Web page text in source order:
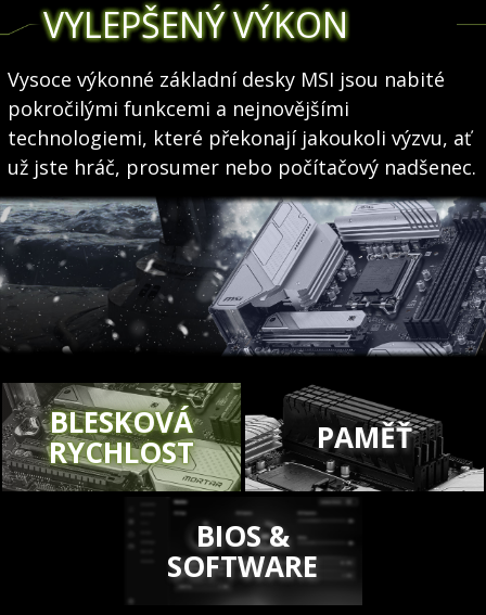
VYLEPŠENÝ VÝKON
Vysoce výkonné základní desky MSI jsou nabité
pokročilými funkcemi a nejnovějšími
technologiemi, které překonají jakoukoli výzvu, ať
už jste hráč, prosumer nebo počítačový nadšenec.
BLESKOVÁ
RYCHLOST PAMĚŤ
BIOS &
SOFTWARE